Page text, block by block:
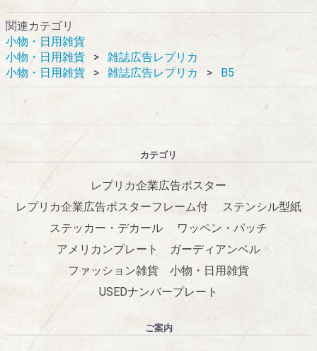
関連カテゴリ
小物・日用雑貨
小物・日用雑貨
雑誌広告レプリカ
小物・日用雑貨
雑誌広告レプリカ B5
カテゴリ
レプリカ企業広告ポスター
レプリカ企業広告ポスターフレーム付
ステンシル型紙
ステッカー・デカール
ワッペン・パッチ
アメリカンプレート
ガーディアンベル
ファッション雑貨
小物・日用雑貨
USEDナンバープレート
ご案内